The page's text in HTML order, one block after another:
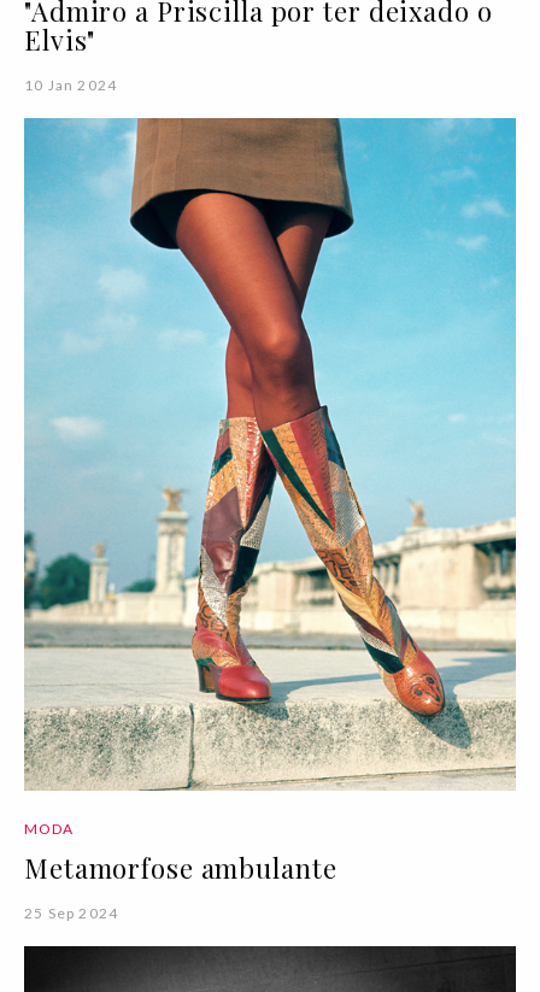
"Admiro a Priscilla por ter deixado o
Elvis"
10 Jan 2024
MODA
Metamorfose ambulante
25 Sep 2024